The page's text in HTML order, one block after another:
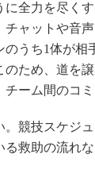
全力を尽く
ャットや音
うち1体が相
ため、道を
ーム間のコ
競技スケジ
救助の流れ